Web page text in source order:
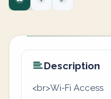
Description
<br>Wi-Fi Access